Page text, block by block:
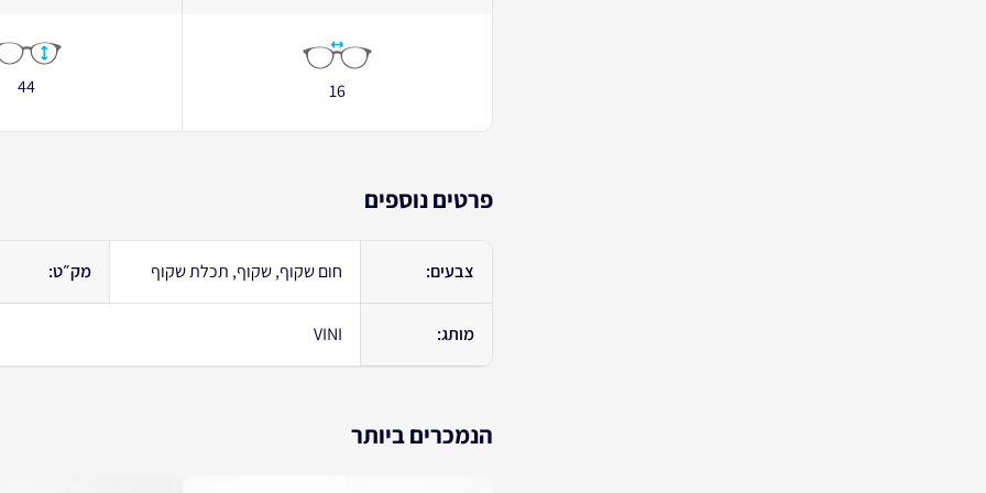
16
44
פרטים נוספים
צבעים: חום שקוף, שקוף, תכלת שקוף מק״ט:
מותג: VINI
הנמכרים ביותר